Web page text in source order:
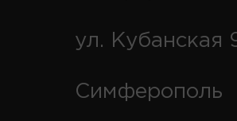
ул. Кубанская
Симферополь